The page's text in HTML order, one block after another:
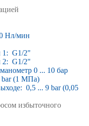
Нл/мин
1: G1/2"
2: G1/2"
0 ... 10 бар
bar (1 МПа)
0,5 ... 9 bar (0,05
избыточного